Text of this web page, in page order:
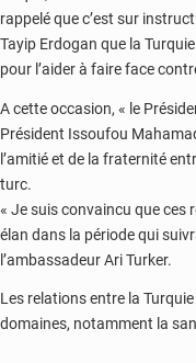
rappelé que c’est sur
Tayip Erdogan que la
pour l’aider à faire face
A cette occasion, « le
Président Issoufou
l’amitié et de la fraternité
turc.
« Je suis convaincu que
élan dans la période qui
l’ambassadeur Ari Turker.
Les relations entre la
domaines, notamment la